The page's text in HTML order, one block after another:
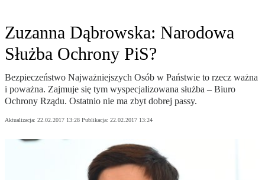
Zuzanna Dąbrowska: Narodowa
Służba Ochrony PiS?
Bezpieczeństwo Najważniejszych Osób w Państwie to rzecz ważna
i poważna. Zajmuje się tym wyspecjalizowana służba – Biuro
Ochrony Rządu. Ostatnio nie ma zbyt dobrej passy.
Aktualizacja: 22.02.2017 13:28 Publikacja: 22.02.2017 13:24